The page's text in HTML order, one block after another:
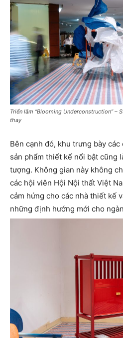
Triển lãm “Blooming Underconstruction” –
thay
Bên cạnh đó, khu trưng bày
sản phẩm thiết kế nổi bật cũng
tượng. Không gian này không
các hội viên Hội Nội thất Việt
cảm hứng cho các nhà thiết kế
những định hướng mới cho